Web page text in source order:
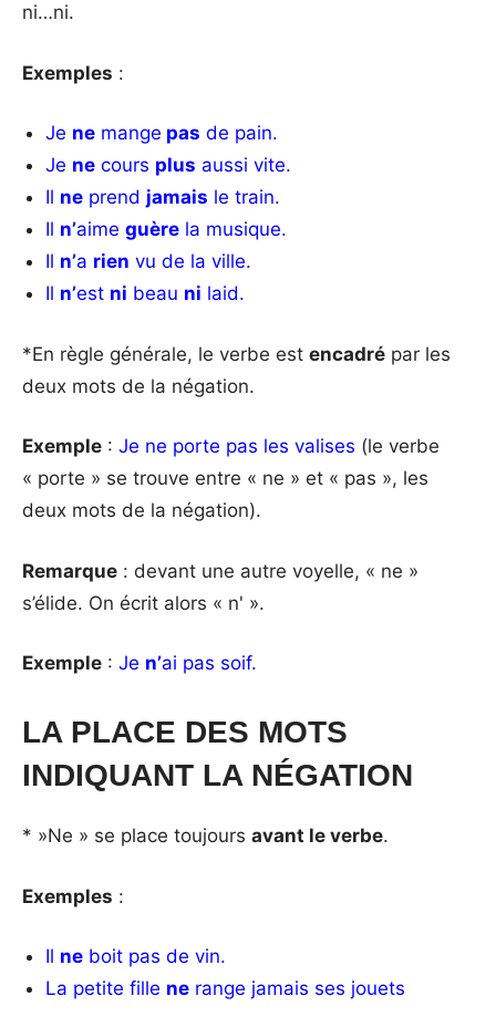
ni…ni.
Exemples :
Je ne mange pas de pain.
Je ne cours plus aussi vite.
Il ne prend jamais le train.
Il n’aimeguère la musique.
Il n’a rien vu de la ville.
Il n’est ni beau ni laid.
*En règle générale, le verbe est encadré par les
deux mots de la négation.
Exemple : Je ne porte pas les valises (le verbe
« porte » se trouve entre « ne » et « pas », les
deux mots de la négation).
Remarque : devant une autre voyelle, « ne »
s’élide. On écrit alors « n' ».
Exemple : Je n’ai pas soif.
LA PLACE DES MOTS
INDIQUANT LA NÉGATION
* »Ne » se place toujours avant le verbe.
Exemples :
Il ne boit pas de vin.
La petite fille ne range jamais ses jouets